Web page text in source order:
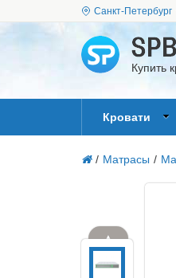
Санкт-Петербург
Купить
Кровати
/ Матрасы /
▲